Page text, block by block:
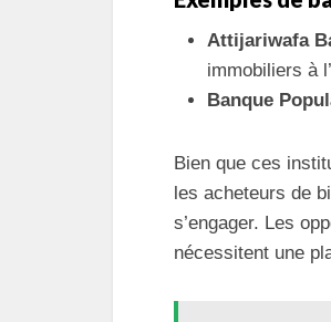
Attijariwafa
immobiliers à
Banque
Bien que ces
les acheteurs de
s’engager. Les
nécessitent une